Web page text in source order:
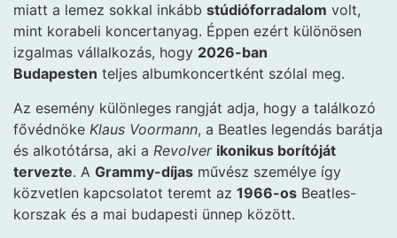
miatt a lemez sokkal inkább stúdióforradalom volt,
mint korabeli koncertanyag. Éppen ezért különösen
izgalmas vállalkozás, hogy 2026-ban
Budapesten teljes albumkoncertként szólal meg.
Az esemény különleges rangját adja, hogy a találkozó
fővédnöke Klaus Voormann, a Beatles legendás barátja
és alkotótársa, aki a Revolver ikonikus borítóját
tervezte. A Grammy-díjas művész személye így
közvetlen kapcsolatot teremt az 1966-os Beatles-
korszak és a mai budapesti ünnep között.